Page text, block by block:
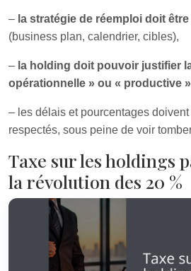
– la stratégie de réemploi doit
(business plan, calendrier, cibles),
– la holding doit pouvoir justifier
opérationnelle » ou « productive
– les délais et pourcentages
respectés, sous peine de voir
Taxe sur les holdings
la révolution des 20 %